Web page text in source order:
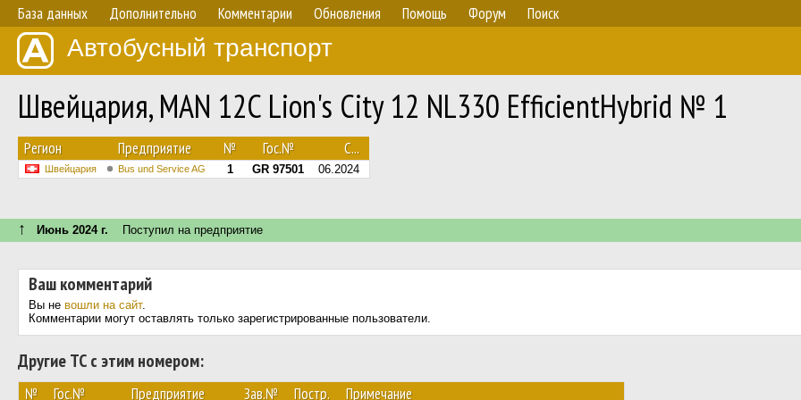
База данных Дополнительно Комментарии Обновления Помощь Форум Поиск
Автобусный транспорт
Швейцария, MAN 12C Lion's City 12 NL330 EfficientHybrid № 1
Регион Предприятие № Гос.№ С...
Швейцария Bus und Service AG 1 GR 97501 06.2024
↑ Июнь 2024 г. Поступил на предприятие
Ваш комментарий
Вы не вошли на сайт.
Комментарии могут оставлять только зарегистрированные пользователи.
Другие ТС с этим номером:
№ Гос.№ Предприятие Зав.№ Постр. Примечание